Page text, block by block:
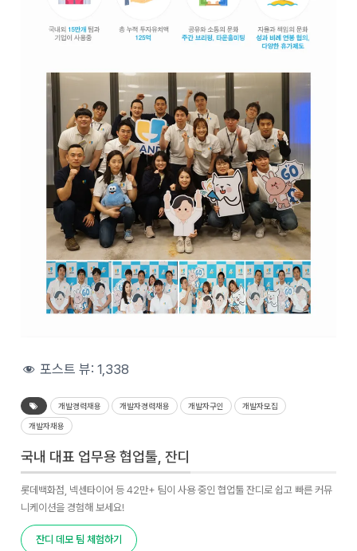
포스트 뷰:1,338
개발경력채용 개발자경력채용 개발자구인 개발자모집
개발자채용
국내 대표 업무용 협업툴, 잔디
롯데백화점, 넥센타이어 등 42만+ 팀이 사용 중인 협업툴 잔디로 쉽고 빠른 커뮤
니케이션을 경험해 보세요!
잔디 데모 팀 체험하기